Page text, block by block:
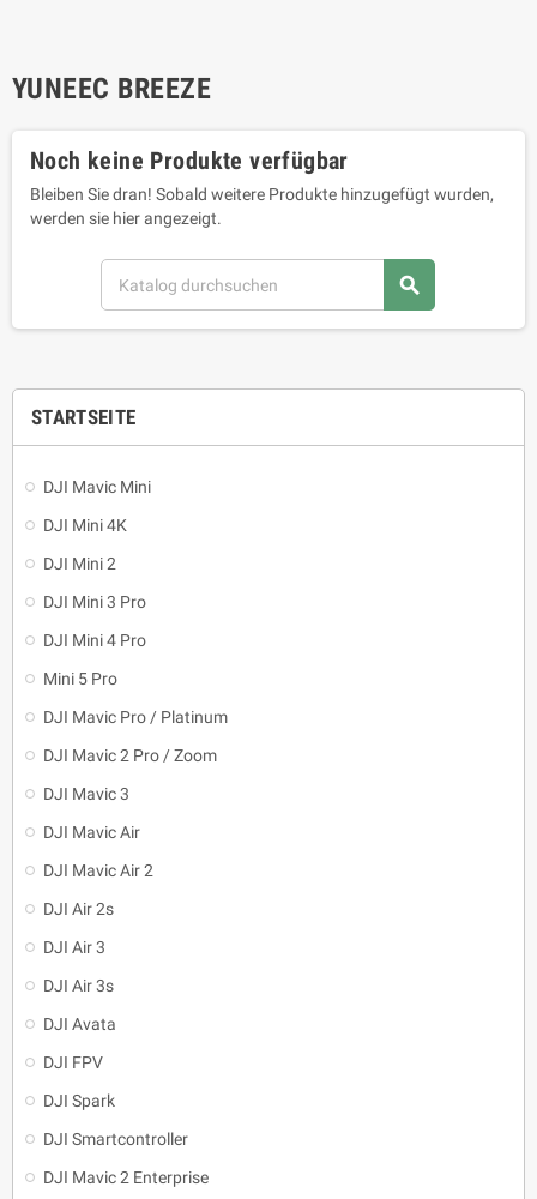
STARTSEITE
DJI Mavic Mini
DJI Mini 4K
DJI Mini 2
DJI Mini 3 Pro
DJI Mini 4 Pro
Mini 5 Pro
DJI Mavic Pro / Platinum
DJI Mavic 2 Pro / Zoom
DJI Mavic 3
DJI Mavic Air
DJI Mavic Air 2
DJI Air 2s
DJI Air 3
DJI Air 3s
DJI Avata
DJI FPV
DJI Spark
DJI Smartcontroller
DJI Mavic 2 Enterprise
YUNEEC BREEZE
Noch keine Produkte verfügbar
Bleiben Sie dran! Sobald weitere Produkte hinzugefügt wurden,
werden sie hier angezeigt.
search